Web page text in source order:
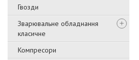
Гвозди
Зварювальне обладнання
класичне
Компресори